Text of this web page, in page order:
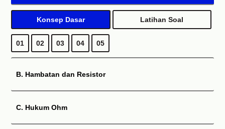
Konsep Dasar Latihan Soal
01 02 03 04 05
B. Hambatan dan Resistor
C. Hukum Ohm